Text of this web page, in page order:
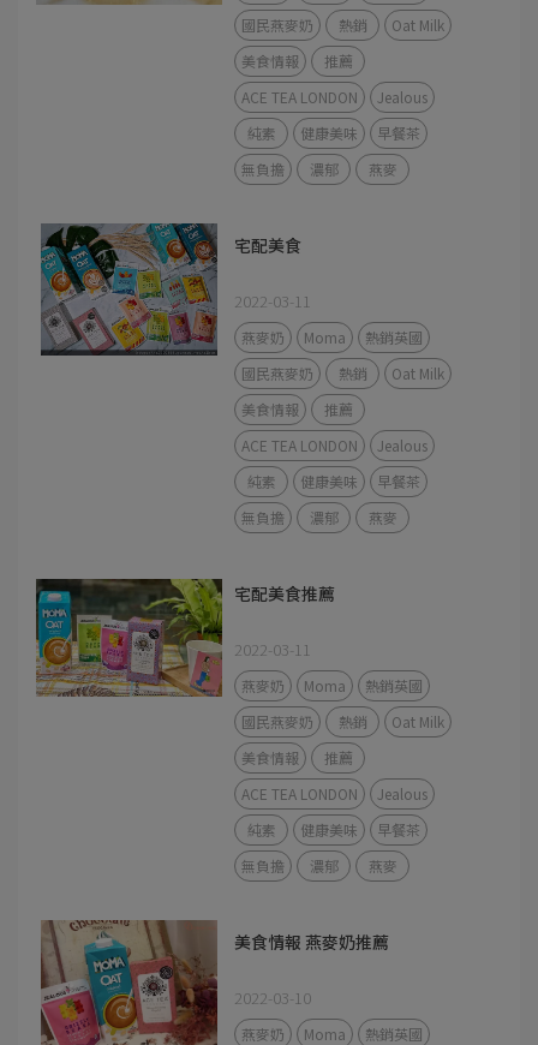
國民燕麥奶
熱銷
Oat Milk
美食情報
推薦
ACE TEA LONDON
Jealous
純素
健康美味
早餐茶
無負擔
濃郁 燕麥
宅配美食
2022-03-11
燕麥奶 Moma
熱銷英國
國民燕麥奶
熱銷
Oat Milk
美食情報
推薦
ACE TEA LONDON
Jealous
純素
健康美味
早餐茶
無負擔
濃郁 燕麥
宅配美食推薦
2022-03-11
燕麥奶 Moma
熱銷英國
國民燕麥奶
熱銷
Oat Milk
美食情報
推薦
ACE TEA LONDON
Jealous
純素
健康美味
早餐茶
無負擔
濃郁 燕麥
美食情報 燕麥奶推薦
2022-03-10
燕麥奶 Moma
熱銷英國